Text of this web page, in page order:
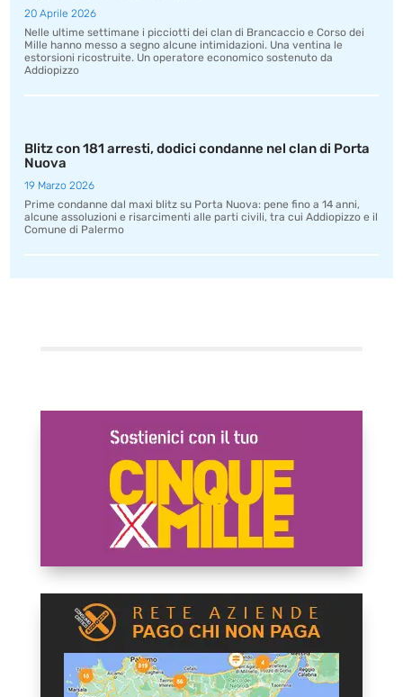
20 Aprile 2026
Nelle ultime settimane i picciotti dei clan di Brancaccio e Corso dei
Mille hanno messo a segno alcune intimidazioni. Una ventina le
estorsioni ricostruite. Un operatore economico sostenuto da
Addiopizzo
Blitz con 181 arresti, dodici condanne nel clan di Porta
Nuova
19 Marzo 2026
Prime condanne dal maxi blitz su Porta Nuova: pene fino a 14 anni,
alcune assoluzioni e risarcimenti alle parti civili, tra cui Addiopizzo e il
Comune di Palermo